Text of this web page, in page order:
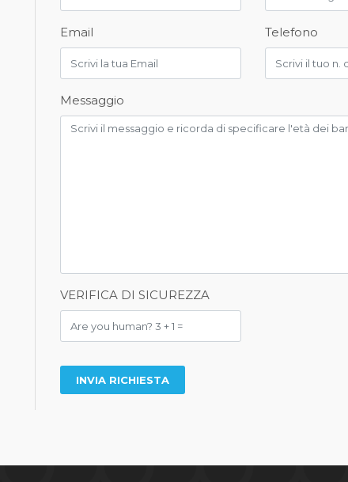
Email Telefono
Messaggio
VERIFICA DI SICUREZZA